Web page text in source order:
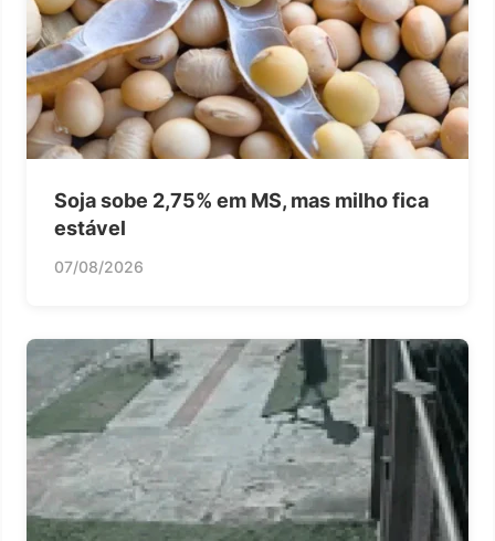
Soja sobe 2,75% em MS, mas milho fica
estável
07/08/2026